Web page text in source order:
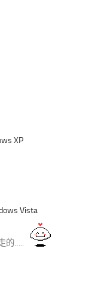
XP
Vista
的…..